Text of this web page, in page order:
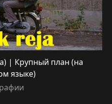
| Крупный план (на
языке)